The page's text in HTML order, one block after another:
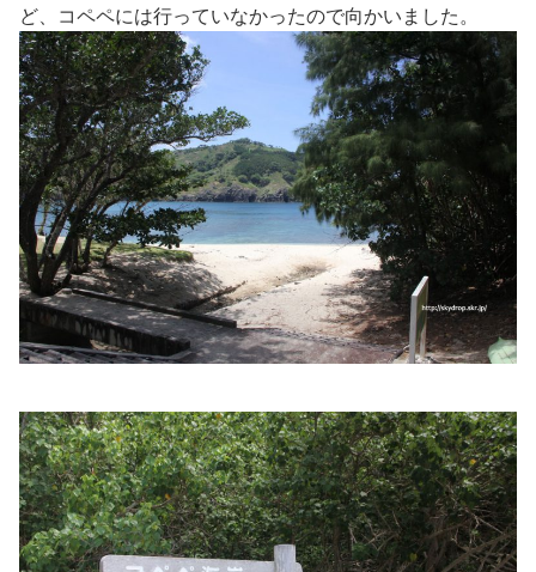
ど、コペペには行っていなかったので向かいました。